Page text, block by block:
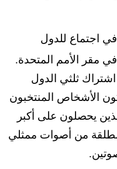
اجتماع للدول
في مقر الأمم المتحدة.
ثلثي الدول
الأشخاص المنتخبون
يحصلون على أكبر
من أصوات ممثلي